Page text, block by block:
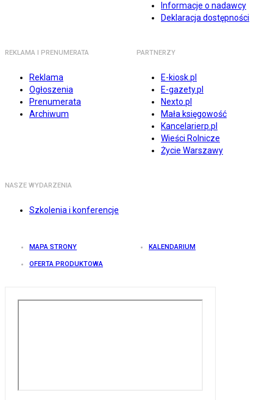
Informacje o nadawcy
Deklaracja dostępności
REKLAMA I PRENUMERATA
Reklama
Ogłoszenia
Prenumerata
Archiwum
PARTNERZY
E-kiosk.pl
E-gazety.pl
Nexto.pl
Mała księgowość
Kancelarierp.pl
Wieści Rolnicze
Życie Warszawy
NASZE WYDARZENIA
Szkolenia i konferencje
MAPA STRONY KALENDARIUM
OFERTA PRODUKTOWA